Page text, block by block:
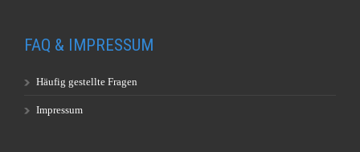
FAQ & IMPRESSUM
Häufig gestellte Fragen
Impressum